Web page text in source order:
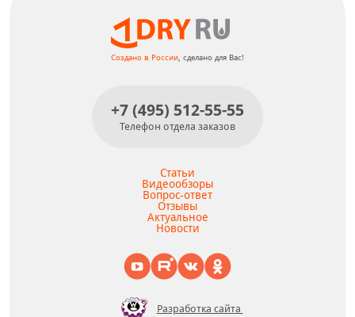
КУПИТЬ
Создано в России , сделано для Вас!
Статьи
Видеообзоры
Вопрос-ответ
Отзывы
Актуальное
Новости
+7 (495) 512-55-55
Телефон отдела заказов
Разработка сайта